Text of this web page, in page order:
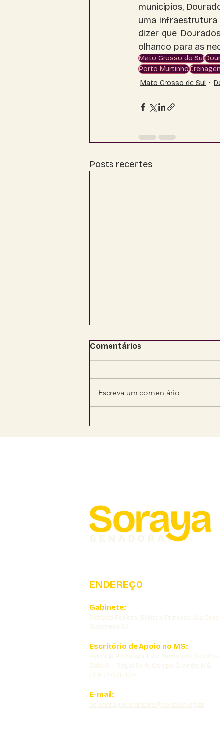
municípios,
uma
dizer que
olhando para as
Mato Grosso do Sul
Porto Murtinho
Mato Grosso do Sul
Posts recentes
Comentários
Escreva um comentário
ENDEREÇO
Gabinete:
Senado Federal, Edifício Principal, Ala
Gabinete 01
Escritório de Apoio no MS:
Avenida Professor Luiz Alexandre de
Sala 01 - Royal Park, Campo Grande, MS
CEP 79021-430
E-mail:
sen.sorayathronicke@senado.leg.br